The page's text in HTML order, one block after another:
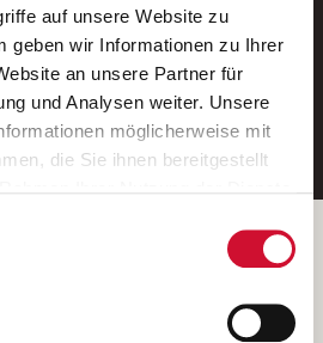
auf unsere Website zu
geben wir Informationen zu Ihrer
an unsere Partner für
und Analysen weiter. Unsere
möglicherweise mit
die Sie ihnen bereitgestellt
zulassen“ klicken, so stimmen
Cookies zu. Sie können
jederzeit widerrufen,
aufrufen und diese
Service von AWO
Jobs.
Adresse eintragen